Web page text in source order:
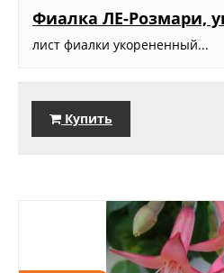
Фиалка ЛЕ-Розмари,
лист фиалки укорененный...
Купить